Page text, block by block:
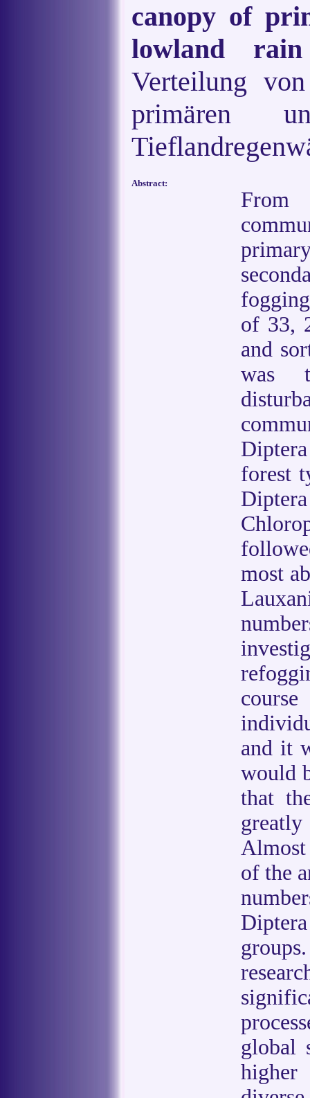
canopy of
lowland
Verteilung
primären
Abstract:
From
of 33,
and
was
forest
most
and it
would
that
of the
global